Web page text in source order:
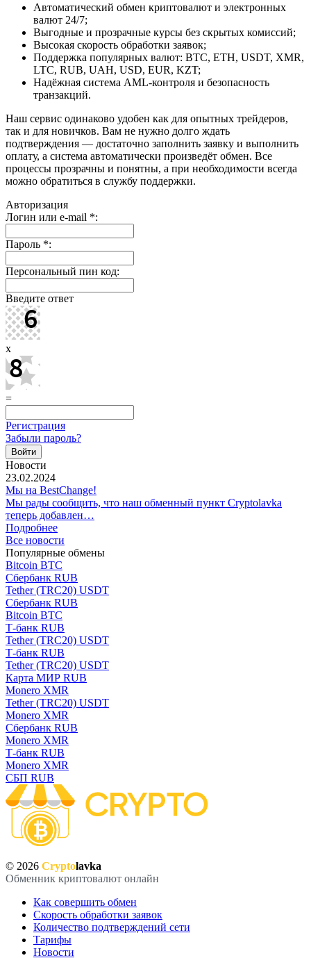
Автоматический обмен криптовалют и электронных
валют 24/7;
Выгодные и прозрачные курсы без скрытых комиссий;
Высокая скорость обработки заявок;
Поддержка популярных валют: BTC, ETH, USDT, XMR,
LTC, RUB, UAH, USD, EUR, KZT;
Надёжная система AML-контроля и безопасность
транзакций.
Наш сервис одинаково удобен как для опытных трейдеров,
так и для новичков. Вам не нужно долго ждать
подтверждения — достаточно заполнить заявку и выполнить
оплату, а система автоматически произведёт обмен. Все
процессы прозрачны и понятны, а при необходимости всегда
можно обратиться в службу поддержки.
Авторизация
Логин или e-mail *:
Пароль *:
Персональный пин код:
Введите ответ
x
=
Регистрация
Забыли пароль?
Новости
23.02.2024
Мы на BestChange!
Мы рады сообщить, что наш обменный пункт Cryptolavka
теперь добавлен…
Подробнее
Все новости
Популярные обмены
Bitcoin BTC
Сбербанк RUB
Tether (TRC20) USDT
Сбербанк RUB
Bitcoin BTC
Т-банк RUB
Tether (TRC20) USDT
Т-банк RUB
Tether (TRC20) USDT
Карта МИР RUB
Monero XMR
Tether (TRC20) USDT
Monero XMR
Сбербанк RUB
Monero XMR
Т-банк RUB
Monero XMR
СБП RUB
© 2026 Cryptolavka
Обменник криптовалют онлайн
Как совершить обмен
Скорость обработки заявок
Количество подтверждений сети
Тарифы
Новости